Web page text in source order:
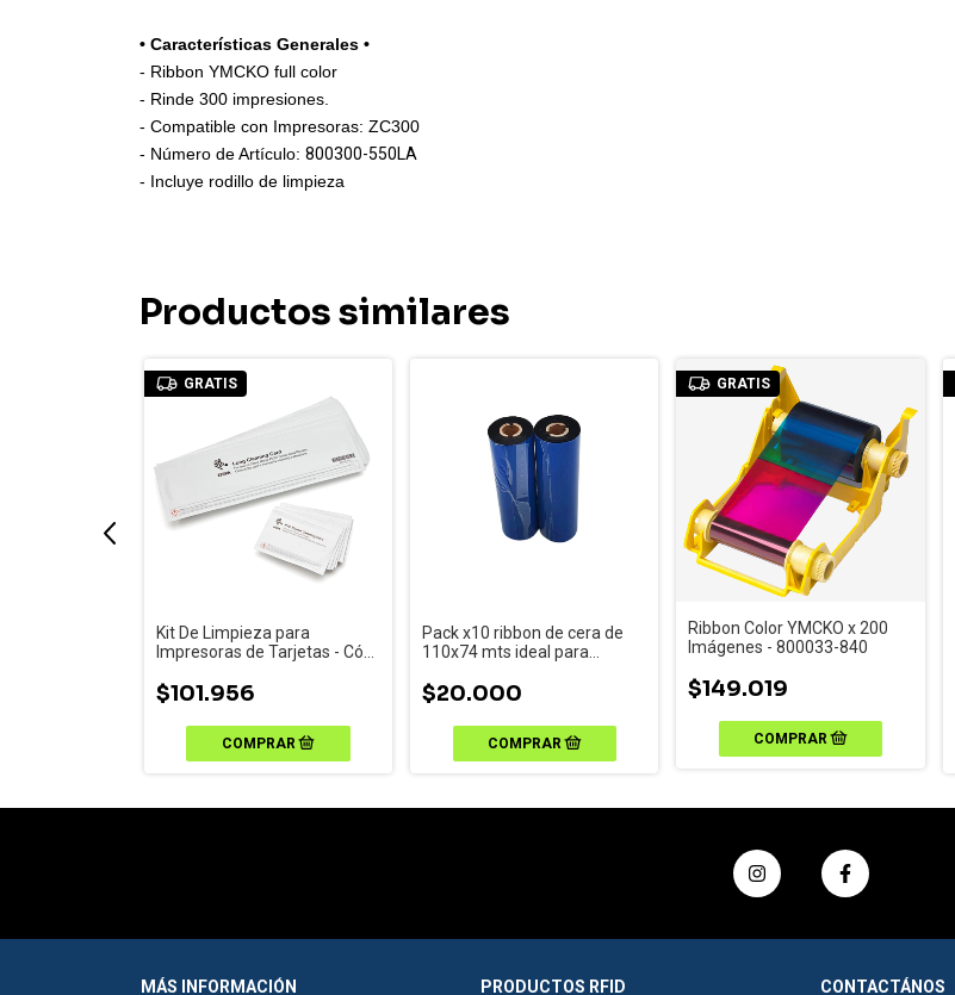
• Características Generales •
- Ribbon YMCKO full color
- Rinde 300 impresiones.
- Compatible con Impresoras: ZC300
- Número de Artículo: 800300-550LA
- Incluye rodillo de limpieza
Productos similares
GRATIS
Kit De Limpieza para
Impresoras de Tarjetas - Cód.
$101.956
Pack x10 ribbon de cera de
110x74 mts ideal para
para Zebra ZD220 - TSC
TE200/210 - Godex GE300
$20.000
GRATIS
Ribbon Color YMCKO x 200
Imágenes - 800033-840
$149.019
MÁS INFORMACIÓN PRODUCTOS RFID CONTACTÁNOS